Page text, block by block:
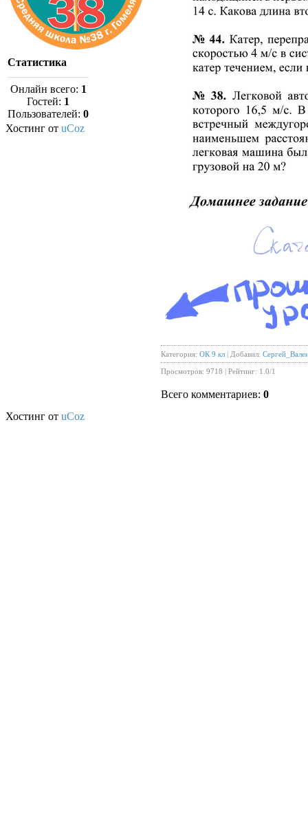
Статистика
Онлайн всего: 1
Гостей: 1
Пользователей: 0
Хостинг от uCoz
Категория: ОК 9 кл | Добавил:
Просмотров: 9718 | Рейтинг: 1.0/1
Всего комментариев: 0
Хостинг от uCoz